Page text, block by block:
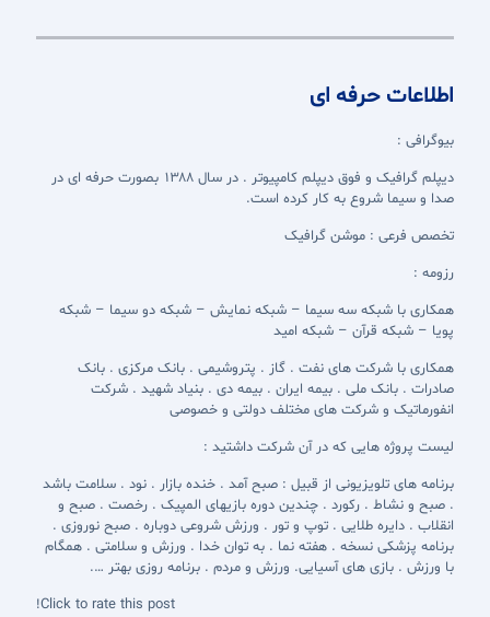
اطلاعات حرفه ای
بیوگرافی :
دیپلم گرافیک و فوق دیپلم کامپیوتر . در سال 1388 بصورت حرفه ای در
صدا و سیما شروع به کار کرده است.
تخصص فرعی : موشن گرافیک
رزومه :
همکاری با شبکه سه سیما – شبکه نمایش – شبکه دو سیما – شبکه
پویا – شبکه قرآن – شبکه امید
همکاری با شرکت های نفت . گاز . پتروشیمی . بانک مرکزی . بانک
صادرات . بانک ملی . بیمه ایران . بیمه دی . بنیاد شهید . شرکت
انفورماتیک و شرکت های مختلف دولتی و خصوصی
لیست پروژه هایی که در آن شرکت داشتید :
برنامه های تلویزیونی از قبیل : صبح آمد . خنده بازار . نود . سلامت باشد
. صبح و نشاط . رکورد . چندین دوره بازیهای المپیک . رخصت . صبح و
انقلاب . دایره طلایی . توپ و تور . ورزش شروعی دوباره . صبح نوروزی .
برنامه پزشکی نسخه . هفته نما . به توان خدا . ورزش و سلامتی . همگام
با ورزش . بازی های آسیایی. ورزش و مردم . برنامه روزی بهتر ….
Click to rate this post!